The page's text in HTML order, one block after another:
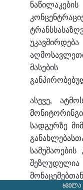
მასების
ასევე,
სადგურზე
ყველა